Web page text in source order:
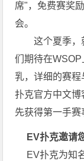
席"，免费赛奖
会。
这个夏季，
们期待在
乳，详细的赛
扑克官方中文博
先获得第一手赛
EV扑克邀请您
EV扑克为知